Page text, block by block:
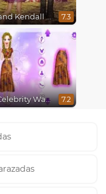
Gigi and Kendall Fashionistas 7.3
The Celebrity Way Of Life 7.2